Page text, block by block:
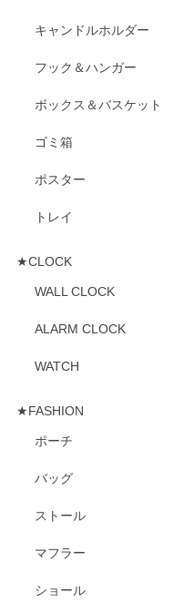
キャンドルホルダー
フック＆ハンガー
ボックス＆バスケット
ゴミ箱
ポスター
トレイ
★CLOCK
WALL CLOCK
ALARM CLOCK
WATCH
★FASHION
ポーチ
バッグ
ストール
マフラー
ショール